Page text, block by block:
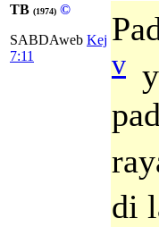
TB (1974) ©
SABDAweb Kej
7:11
v
di